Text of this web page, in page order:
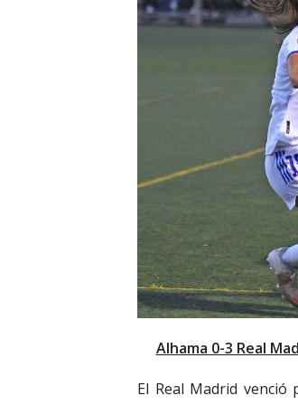
Alhama 0-3 Real
El Real Madrid